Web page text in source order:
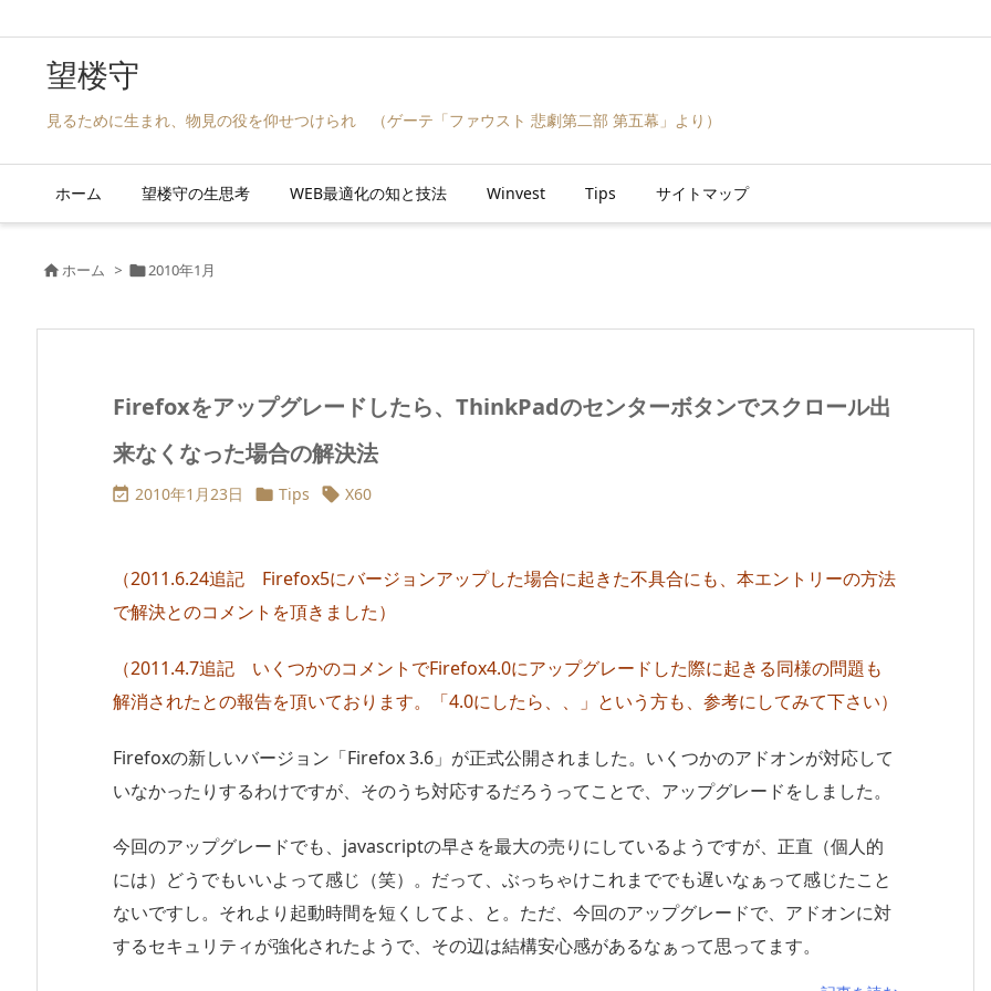
望楼守
見るために生まれ、物見の役を仰せつけられ （ゲーテ「ファウスト 悲劇第二部 第五幕」より）
ホーム 望楼守の生思考 WEB最適化の知と技法 Winvest Tips サイトマップ
ホーム > 2010年1月
Firefoxをアップグレードしたら、ThinkPadのセンターボタンでスクロール出
来なくなった場合の解決法
 2010年1月23日  Tips  X60
（2011.6.24追記 Firefox5にバージョンアップした場合に起きた不具合にも、本エントリーの方法
で解決とのコメントを頂きました）
（2011.4.7追記 いくつかのコメントでFirefox4.0にアップグレードした際に起きる同様の問題も
解消されたとの報告を頂いております。「4.0にしたら、、」という方も、参考にしてみて下さい）
Firefoxの新しいバージョン「Firefox 3.6」が正式公開されました。いくつかのアドオンが対応して
いなかったりするわけですが、そのうち対応するだろうってことで、アップグレードをしました。
今回のアップグレードでも、javascriptの早さを最大の売りにしているようですが、正直（個人的
には）どうでもいいよって感じ（笑）。だって、ぶっちゃけこれまででも遅いなぁって感じたこと
ないですし。それより起動時間を短くしてよ、と。ただ、今回のアップグレードで、アドオンに対
するセキュリティが強化されたようで、その辺は結構安心感があるなぁって思ってます。